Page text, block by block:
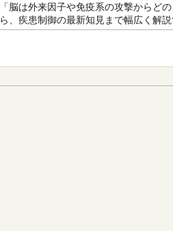
「脳は外来因子や免疫系の攻撃からど
ら、疾患制御の最新知見まで幅広く解